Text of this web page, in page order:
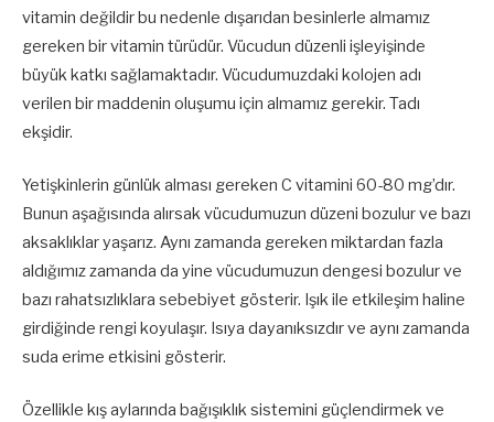
vitamin değildir bu nedenle dışarıdan besinlerle almamız
gereken bir vitamin türüdür. Vücudun düzenli işleyişinde
büyük katkı sağlamaktadır. Vücudumuzdaki kolojen adı
verilen bir maddenin oluşumu için almamız gerekir. Tadı
ekşidir.
Yetişkinlerin günlük alması gereken C vitamini 60-80 mg’dır.
Bunun aşağısında alırsak vücudumuzun düzeni bozulur ve bazı
aksaklıklar yaşarız. Aynı zamanda gereken miktardan fazla
aldığımız zamanda da yine vücudumuzun dengesi bozulur ve
bazı rahatsızlıklara sebebiyet gösterir. Işık ile etkileşim haline
girdiğinde rengi koyulaşır. Isıya dayanıksızdır ve aynı zamanda
suda erime etkisini gösterir.
Özellikle kış aylarında bağışıklık sistemini güçlendirmek ve